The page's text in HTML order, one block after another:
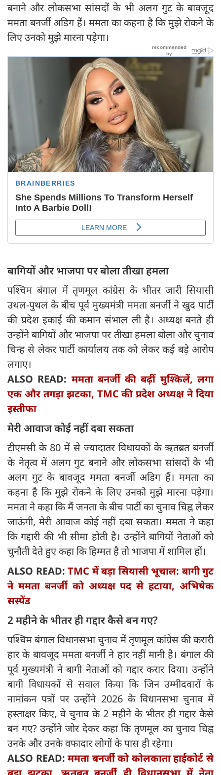
बनाने और लोकसभा सांसदों के भी अलग गुट के बावजूद
ममता बनर्जी अडिग हैं। ममता का कहना है कि मुझे रोकने के
लिए उनको मुझे मारना पड़ेगा।
बागियों और भाजपा पर बोला तीखा हमला
पश्चिम बंगाल में तृणमूल कांग्रेस के भीतर जारी सियासी
उथल-पुथल के बीच पूर्व मुख्‍यमंत्री ममता बनर्जी ने खुद पार्टी
की प्रदेश इकाई की कमान संभाल ली है। अध्यक्ष बनते ही
उन्होंने बागियों और भाजपा पर तीखा हमला बोला और चुनाव
चिन्ह से लेकर पार्टी कार्यालय तक को लेकर कई बड़े आरोप
लगाए।
ALSO READ: ममता बनर्जी की बढ़ीं मुश्किलें, लगा
एक और तगड़ा झटका, TMC की प्रदेश अध्‍यक्ष ने दिया
इस्‍तीफा
मेरी आवाज कोई नहीं दबा सकता
टीएमसी के 80 में से ज्यादातर विधायकों के ऋतब्रत बनर्जी
के नेतृत्व में अलग गुट बनाने और लोकसभा सांसदों के भी
अलग गुट के बावजूद ममता बनर्जी अडिग हैं। ममता का
कहना है कि मुझे रोकने के लिए उनको मुझे मारना पड़ेगा।
ममता ने कहा कि मैं जनता के बीच पार्टी का चुनाव चिह्न लेकर
जाऊंगी, मेरी आवाज कोई नहीं दबा सकता। ममता ने कहा
कि गद्दारी की भी सीमा होती है। उन्‍होंने बागियों नेताओं को
चुनौती देते हुए कहा कि हिम्मत है तो भाजपा में शामिल हों।
ALSO READ: TMC में बड़ा सियासी भूचाल: बागी गुट
ने ममता बनर्जी को अध्यक्ष पद से हटाया, अभिषेक
सस्पेंड
2 महीने के भीतर ही गद्दार कैसे बन गए?
पश्चिम बंगाल विधानसभा चुनाव में तृणमूल कांग्रेस की करारी
हार के बावजूद ममता बनर्जी ने हार नहीं मानी है। बंगाल की
पूर्व मुख्यमंत्री ने बागी नेताओं को गद्दार करार दिया। उन्होंने
बागी विधायकों से सवाल किया कि जिन उम्मीदवारों के
नामांकन पत्रों पर उन्होंने 2026 के विधानसभा चुनाव में
हस्ताक्षर किए, वे चुनाव के 2 महीने के भीतर ही गद्दार कैसे
बन गए? उन्होंने जोर देकर कहा कि तृणमूल का चुनाव चिह्न
उनके और उनके वफादार लोगों के पास ही रहेगा।
ALSO READ:ममता बनर्जी को कोलकाता हाईकोर्ट से